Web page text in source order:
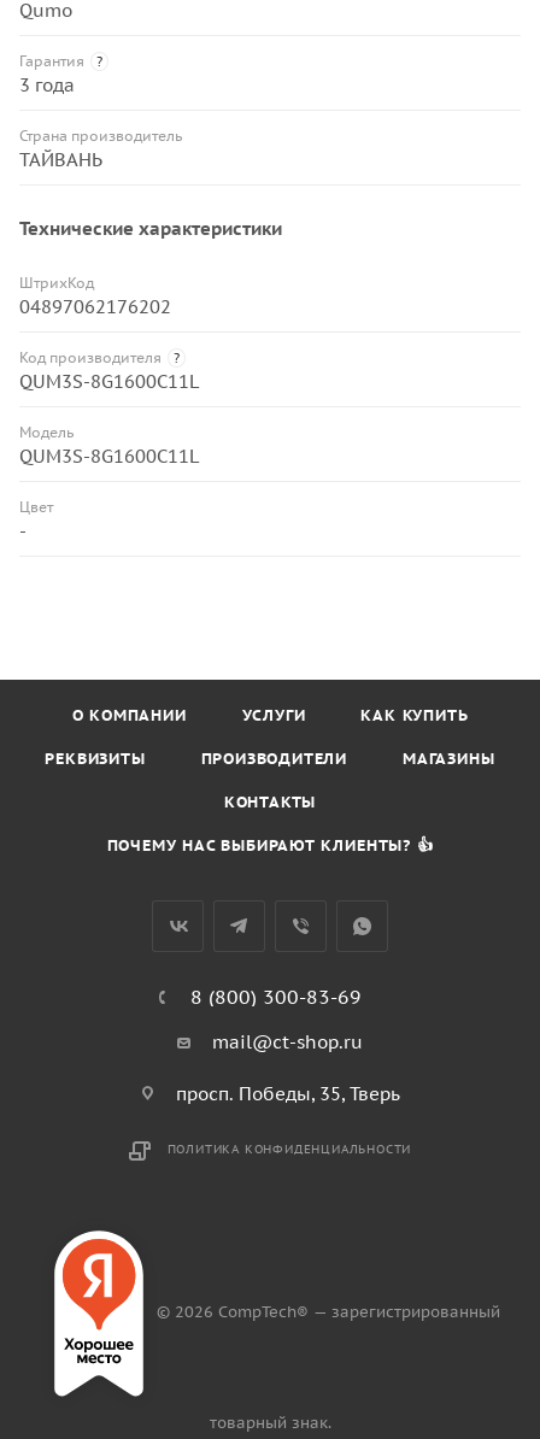
Qumo
Гарантия ?
3 года
Страна производитель
ТАЙВАНЬ
Технические характеристики
ШтрихКод
04897062176202
Код производителя ?
QUM3S-8G1600C11L
Модель
QUM3S-8G1600C11L
Цвет
-
О КОМПАНИИ УСЛУГИ КАК КУПИТЬ
РЕКВИЗИТЫ ПРОИЗВОДИТЕЛИ МАГАЗИНЫ
КОНТАКТЫ
ПОЧЕМУ НАС ВЫБИРАЮТ КЛИЕНТЫ? 👍
8 (800) 300-83-69
mail@ct-shop.ru
просп. Победы, 35, Тверь
ПОЛИТИКА КОНФИДЕНЦИАЛЬНОСТИ
© 2026 CompTech® — зарегистрированный
товарный знак.